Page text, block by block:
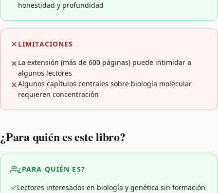
honestidad y profundidad
LIMITACIONES
La extensión (más de 600 páginas) puede intimidar a
algunos lectores
Algunos capítulos centrales sobre biología molecular
requieren concentración
¿Para quién es este libro?
¿PARA QUIÉN ES?
Lectores interesados en biología y genética sin formación